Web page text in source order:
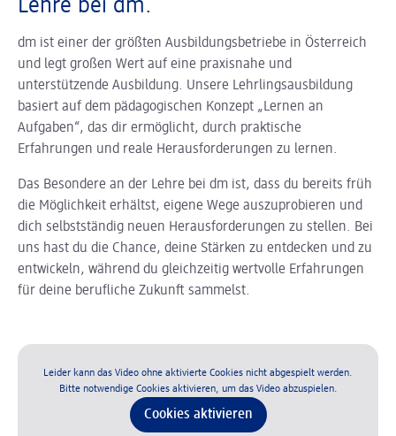
Lehre bei dm.
Leider kann das Video ohne aktivierte Cookies nicht abgespielt werden.
Bitte notwendige Cookies aktivieren, um das Video abzuspielen.
Cookies aktivieren
dm ist einer der größten Ausbildungsbetriebe in Österreich
und legt großen Wert auf eine praxisnahe und
unterstützende Ausbildung. Unsere Lehrlingsausbildung
basiert auf dem pädagogischen Konzept „Lernen an
Aufgaben“, das dir ermöglicht, durch praktische
Erfahrungen und reale Herausforderungen zu lernen.
Das Besondere an der Lehre bei dm ist, dass du bereits früh
die Möglichkeit erhältst, eigene Wege auszuprobieren und
dich selbstständig neuen Herausforderungen zu stellen. Bei
uns hast du die Chance, deine Stärken zu entdecken und zu
entwickeln, während du gleichzeitig wertvolle Erfahrungen
für deine berufliche Zukunft sammelst.